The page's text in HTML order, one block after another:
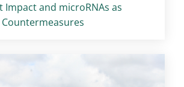
Impact and microRNAs as